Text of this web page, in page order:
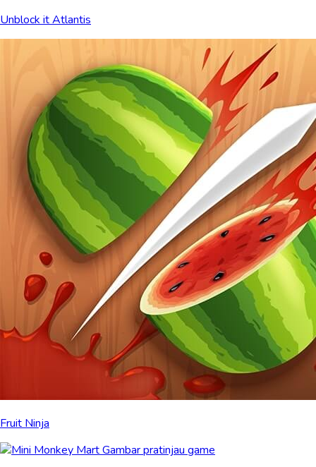
Unblock it Atlantis
Fruit Ninja